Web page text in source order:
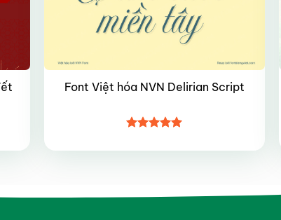
Font Việt hóa NVN Delirian Script
hạng55